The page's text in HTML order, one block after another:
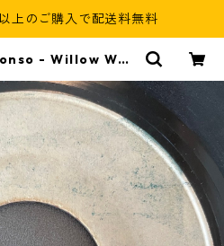
上のご購入で配送料無料
- Willow Wee